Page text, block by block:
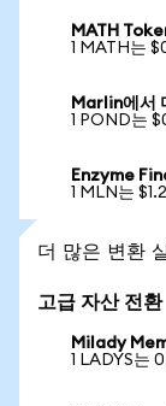
MATH
1 MATH는
Marlin에서
1 POND는
Enzyme
1 MLN는
더 많은 변환
고급 자산 전환
Milady
1 LADYS는